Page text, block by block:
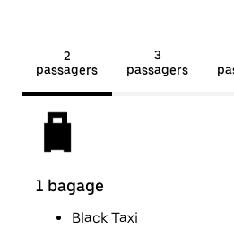
2
passagers
3
passagers
1 bagage
Black Taxi